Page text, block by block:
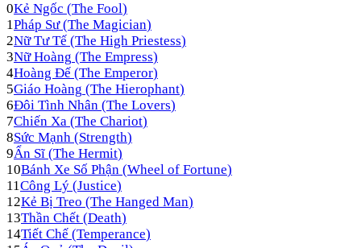
0Kẻ Ngốc (The Fool)
1Pháp Sư(The Magician)
2Nữ Tư Tế (The High Priestess)
3Nữ Hoàng (The Empress)
4Hoàng Đế (The Emperor)
5Giáo Hoàng (The Hierophant)
6Đôi Tình Nhân (The Lovers)
7Chiến Xa (The Chariot)
8Sức Mạnh (Strength)
9Ẩn Sĩ (The Hermit)
10Bánh Xe Số Phận (Wheel of Fortune)
11Công Lý (Justice)
12Kẻ Bị Treo (The Hanged Man)
13Thần Chết (Death)
14Tiết Chế (Temperance)